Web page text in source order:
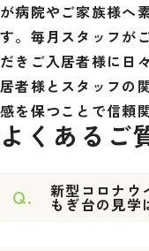
が病院やご家族様へ
す。毎月スタッフが
だきご入居者様に日
居者様とスタッフの
感を保つことで信頼
よくあるご
Q. 新型コロナウ
もぎ台の見学